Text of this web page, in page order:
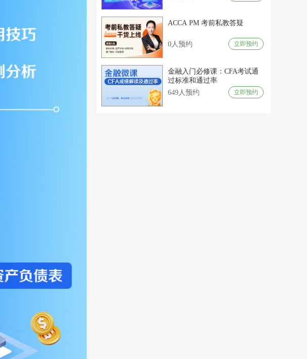
ACCA PM 考前私教答疑
0人预约 立即预约
金融入门必修课：CFA考试通
过标准和通过率
649人预约
立即预约